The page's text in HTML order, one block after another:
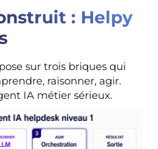
: Helpy
sur trois briques qui
raisonner, agir.
IA métier sérieux.